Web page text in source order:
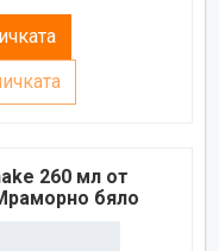
260 мл от
бяло